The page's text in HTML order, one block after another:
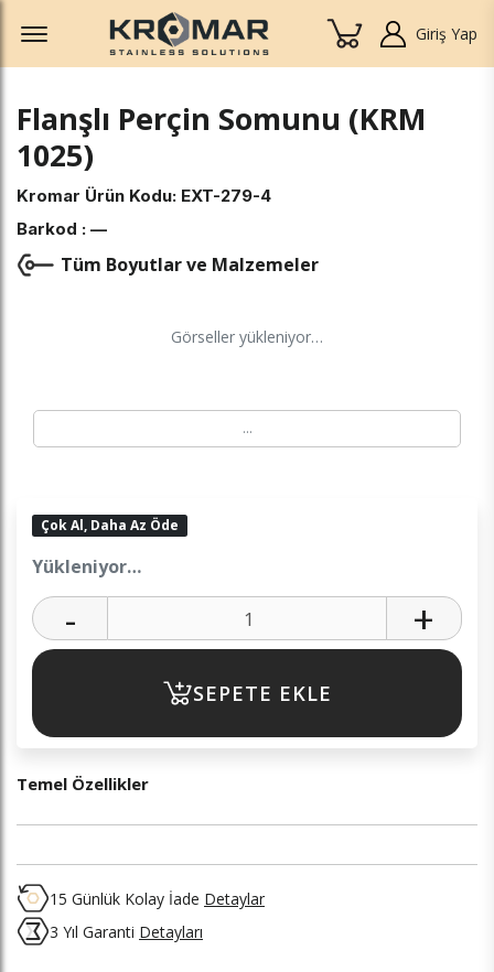
Offcanvas Menu Open
Giriş Yap
Flanşlı Perçin Somunu (KRM
1025)
Kromar Ürün Kodu: EXT-279-4
Barkod : —
Tüm Boyutlar ve Malzemeler
Görseller yükleniyor…
…
Çok Al, Daha Az Öde
Yükleniyor…
- +
SEPETE EKLE
Temel Özellikler
15 Günlük Kolay İade Detaylar
3 Yıl Garanti Detayları